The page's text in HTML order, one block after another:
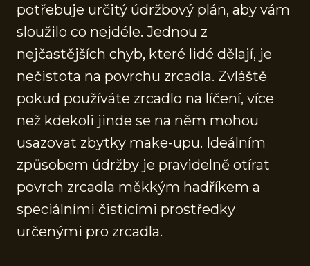
potřebuje určitý údržbový plán, aby vám
sloužilo co nejdéle. Jednou z
nejčastějších chyb, které lidé dělají, je
nečistota na povrchu zrcadla. Zvláště
pokud používáte zrcadlo na líčení, více
než kdekoli jinde se na něm mohou
usazovat zbytky make-upu. Ideálním
způsobem údržby je pravidelně otírat
povrch zrcadla měkkým hadříkem a
speciálními čisticími prostředky
určenými pro zrcadla.